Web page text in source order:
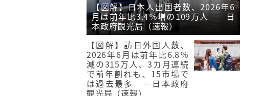
【図解】日本人出国者数、2026年6
月は前年比3.4％増の109万人 ―日
本政府観光局（速報）
【図解】訪日外国人数、
2026年6月は前年比6.8％
減の315万人、3カ月連続
で前年割れも、15市場で
は過去最多 ―日本政府
観光局（速報）